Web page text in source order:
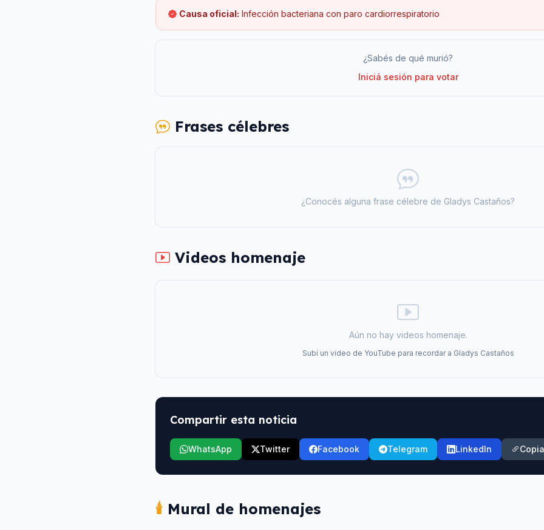
Causa oficial: Infección bacteriana con paro cardiorrespiratorio
¿Sabés de qué murió?
Iniciá sesión para votar
Frases célebres
¿Conocés alguna frase célebre de Gladys Castaños?
Videos homenaje
Aún no hay videos homenaje.
Subí un video de YouTube para recordar a Gladys Castaños
Compartir esta noticia
WhatsApp Twitter Facebook Telegram LinkedIn
🕯️ Mural de homenajes